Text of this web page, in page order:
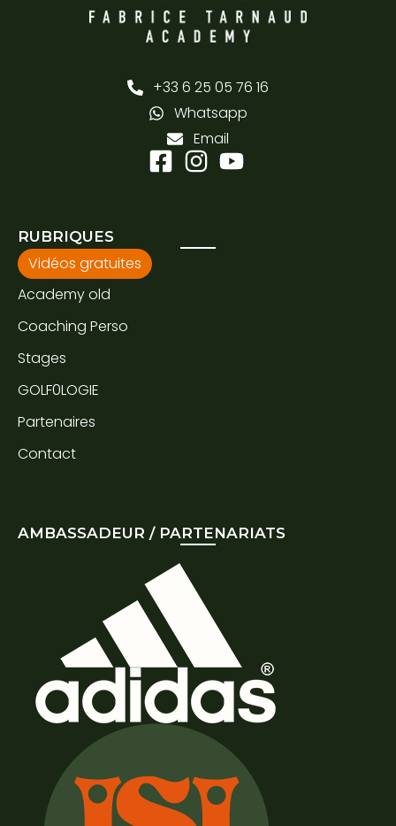
+33 6 25 05 76 16
Whatsapp
Email
RUBRIQUES
Vidéos gratuites
Academy old
Coaching Perso
Stages
GOLF0LOGIE
Partenaires
Contact
AMBASSADEUR / PARTENARIATS